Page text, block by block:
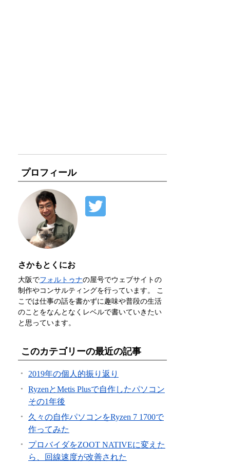
プロフィール
さかもとくにお
大阪でフォルトゥナの屋号でウェブサイトの
制作やコンサルティングを行っています。 こ
こでは仕事の話を書かずに趣味や普段の生活
のことをなんとなくレベルで書いていきたい
と思っています。
このカテゴリーの最近の記事
2019年の個人的振り返り
RyzenとMetis Plusで自作したパソコン
その1年後
久々の自作パソコンをRyzen 7 1700で
作ってみた
プロバイダをZOOT NATIVEに変えた
ら、回線速度が改善された